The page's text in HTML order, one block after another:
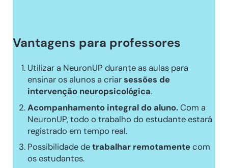
Vantagens para professores
Utilizar a NeuronUP durante as aulas para
ensinar os alunos a criarsessões de
intervenção neuropsicológica.
Acompanhamento integral do aluno.Com a
NeuronUP, todo o trabalho do estudante estará
registrado em tempo real.
Possibilidade detrabalhar remotamentecom
os estudantes.